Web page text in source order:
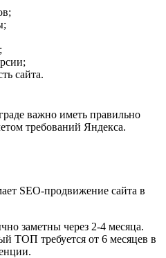
сайта.
важно иметь правильно
требований Яндекса.
SEO-продвижение сайта в
заметны через 2-4 месяца.
ТОП требуется от 6 месяцев в